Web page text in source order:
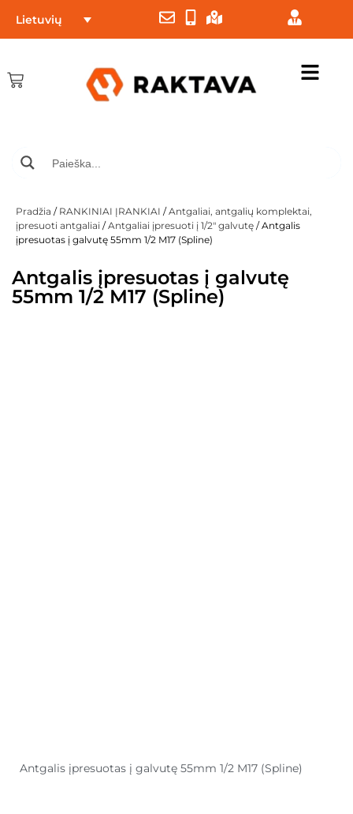
Lietuvių
Pradžia / RANKINIAI ĮRANKIAI /Antgaliai, antgalių komplektai,
įpresuoti antgaliai /Antgaliai įpresuoti į 1/2" galvutę / Antgalis
įpresuotas į galvutę 55mm 1/2 M17 (Spline)
Antgalis įpresuotas į galvutę
55mm 1/2 M17 (Spline)
Antgalis įpresuotas į galvutę 55mm 1/2 M17 (Spline)